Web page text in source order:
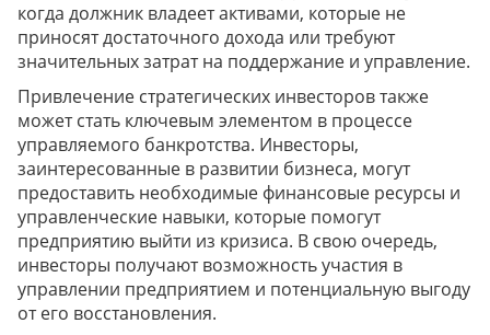
когда должник владеет активами, которые не
приносят достаточного дохода или требуют
значительных затрат на поддержание и управление.
Привлечение стратегических инвесторов также
может стать ключевым элементом в процессе
управляемого банкротства. Инвесторы,
заинтересованные в развитии бизнеса, могут
предоставить необходимые финансовые ресурсы и
управленческие навыки, которые помогут
предприятию выйти из кризиса. В свою очередь,
инвесторы получают возможность участия в
управлении предприятием и потенциальную выгоду
от его восстановления.